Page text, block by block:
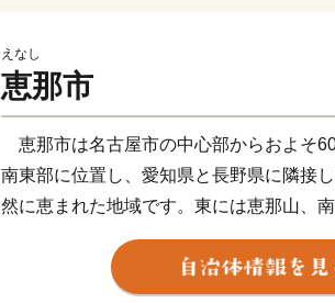
えなし
恵那市
恵那市は名古屋市の中心部からおよそ
南東部に位置し、愛知県と長野県に隣接
然に恵まれた地域です。東には恵那山、
に囲まれ、また山あいには木曽川や阿木
季折々の姿を楽しむことができます。大
めて造られた大井ダムと恵那峡周辺は、